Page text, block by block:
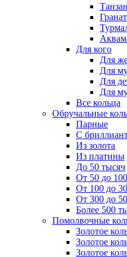
Для кого
Для
Для
Для
Для
Все кольца
Обручальные
Парные
С
Из золота
Из платины
До 50 тысяч
От 50 до
От 100 до
От 300 до
Более 500
Помолвочные
Золотое
Золотое
Золотое